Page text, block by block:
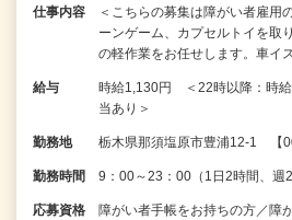
仕事内容
＜こちらの募集は障がい者雇用
ーンゲーム、カプセルトイを取
の軽作業をお任せします。車イ
給与
時給1,130円 ＜22時以降：時
当あり＞
勤務地 栃木県那須塩原市豊浦12-1 【
勤務時間 9：00～23：00（1日2時間、週
応募資格 障がい者手帳をお持ちの方／障